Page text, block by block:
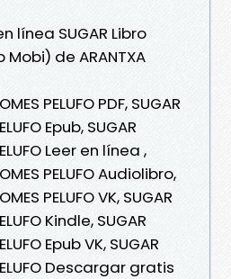
línea SUGAR Libro
de ARANTXA
PELUFO PDF, SUGAR
Epub, SUGAR
Leer en línea ,
PELUFO Audiolibro,
PELUFO VK, SUGAR
Kindle, SUGAR
Epub VK, SUGAR
Descargar gratis